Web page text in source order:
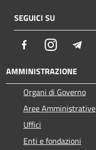
SEGUICI SU
FacebookInstagram
AMMINISTRAZIONE
Organi di Governo
Aree Amministrative
Uffici
Enti e fondazioni